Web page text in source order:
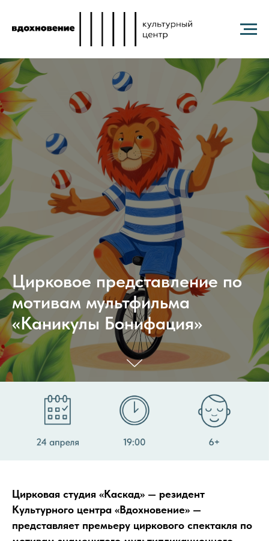
Цирковое представление по
мотивам мультфильма
«Каникулы Бонифация»
Цирковая студия «Каскад» — резидент
Культурного центра «Вдохновение» —
представляет премьеру циркового спектакля по